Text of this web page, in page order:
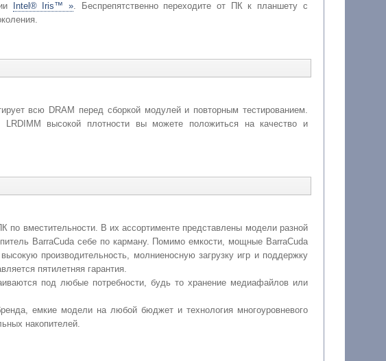
Intel® Iris™ ». Беспрепятственно переходите от ПК к планшету с
всю DRAM перед сборкой модулей и повторным тестированием.
высокой плотности вы можете положиться на качество и
вместительности. В их ассортименте представлены модели разной
BarraCuda себе по карману. Помимо емкости, мощные BarraCuda
производительность, молниеносную загрузку игр и поддержку
пятилетняя гарантия.
под любые потребности, будь то хранение медиафайлов или
емкие модели на любой бюджет и технология многоуровневого
накопителей.